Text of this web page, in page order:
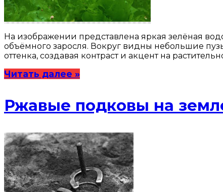
На изображении представлена яркая зелёная
объёмного заросля. Вокруг видны небольшие
оттенка, создавая контраст и акцент на
Читать далее »
Ржавые подковы на